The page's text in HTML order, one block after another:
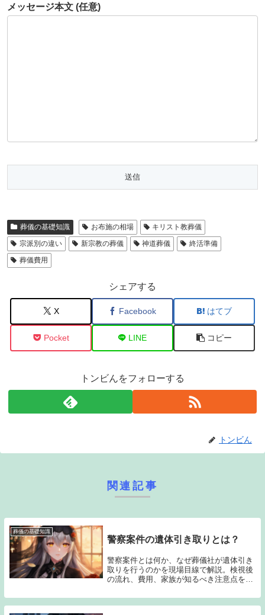
メッセージ本文 (任意)
葬儀の基礎知識 お布施の相場
キリスト教葬儀
宗派別の違い
新宗教の葬儀 神道葬儀
終活準備
葬儀費用
シェアする
X Facebook はてブ
Pocket LINE コピー
トンビんをフォローする
トンビん
関連記事
葬儀の基礎知識
警察案件の遺体引き取りとは？
警察案件とは何か、なぜ葬儀社が遺体引き
取りを行うのかを現場目線で解説。検視後
の流れ、費用、家族が知るべき注意点をわ